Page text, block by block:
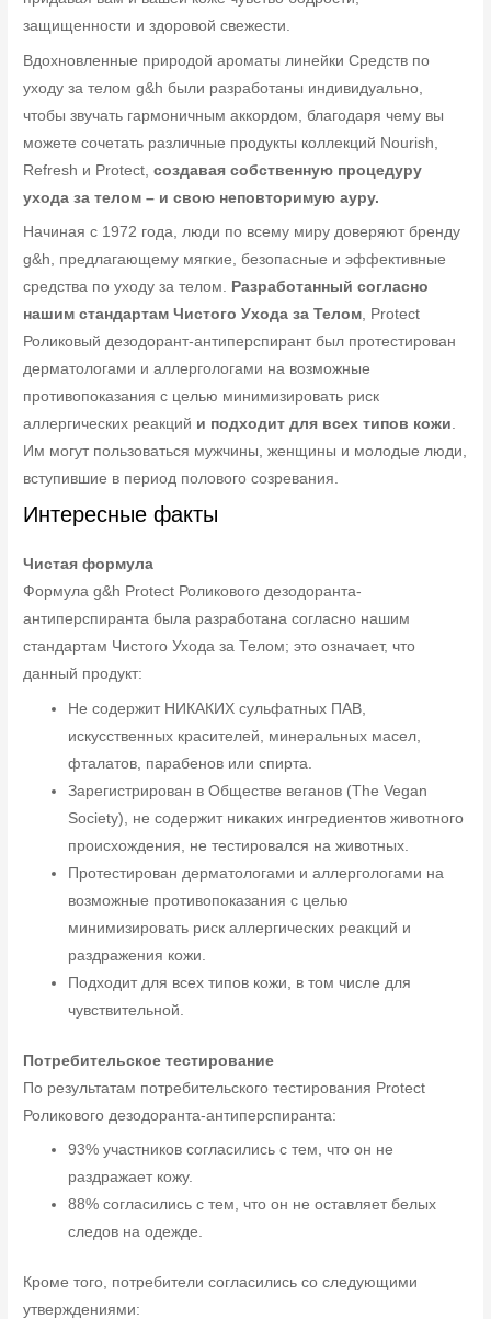
защищенности и здоровой свежести.
Вдохновленные природой ароматы линейки Средств по
уходу за телом g&h были разработаны индивидуально,
чтобы звучать гармоничным аккордом, благодаря чему вы
можете сочетать различные продукты коллекций Nourish,
Refresh и Protect,создавая собственную процедуру
ухода за телом – и свою неповторимую ауру.
Начиная с 1972 года, люди по всему миру доверяют бренду
g&h, предлагающему мягкие, безопасные и эффективные
средства по уходу за телом. Разработанный согласно
нашим стандартам Чистого Ухода за Телом, Protect
Роликовый дезодорант-антиперспирант был протестирован
дерматологами и аллергологами на возможные
противопоказания с целью минимизировать риск
аллергических реакций и подходит для всех типов кожи.
Им могут пользоваться мужчины, женщины и молодые люди,
вступившие в период полового созревания.
Интересные факты
Чистая формула
Формула g&h Protect Роликового дезодоранта-
антиперспиранта была разработана согласно нашим
стандартам Чистого Ухода за Телом; это означает, что
данный продукт:
Не содержит НИКАКИХ сульфатных ПАВ,
искусственных красителей, минеральных масел,
фталатов, парабенов или спирта.
Зарегистрирован в Обществе веганов (The Vegan
Society), не содержит никаких ингредиентов животного
происхождения, не тестировался на животных.
Протестирован дерматологами и аллергологами на
возможные противопоказания с целью
минимизировать риск аллергических реакций и
раздражения кожи.
Подходит для всех типов кожи, в том числе для
чувствительной.
Потребительское тестирование
По результатам потребительского тестирования Protect
Роликового дезодоранта-антиперспиранта:
93% участников согласились с тем, что он не
раздражает кожу.
88% согласились с тем, что он не оставляет белых
следов на одежде.
Кроме того, потребители согласились со следующими
утверждениями: